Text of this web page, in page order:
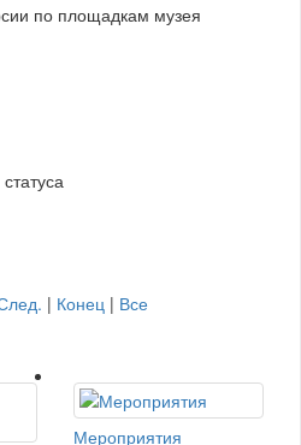
по площадкам музея
| Конец | Все
Мероприятия